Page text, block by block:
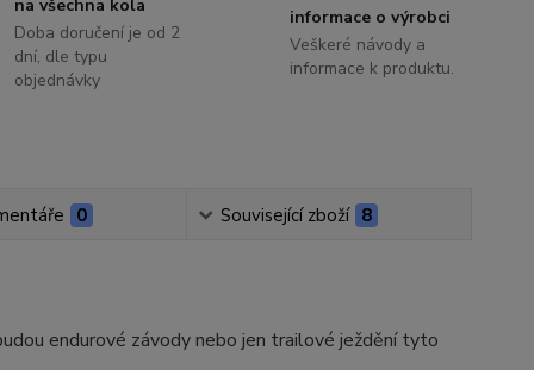
na všechna kola
Doba doručení je od 2
dní, dle typu
objednávky
informace o výrobci
Veškeré návody a
informace k produktu.
0 Související zboží 8
endurové závody nebo jen trailové ježdění tyto